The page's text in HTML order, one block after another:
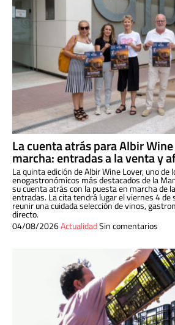
La cuenta atrás para Albir
marcha: entradas a la venta y
La quinta edición de Albir Wine Lover, uno de
enogastronómicos más destacados de la
su cuenta atrás con la puesta en marcha de
entradas. La cita tendrá lugar el viernes 4
reunir una cuidada selección de vinos,
directo.
04/08/2026ActualidadSin comentarios